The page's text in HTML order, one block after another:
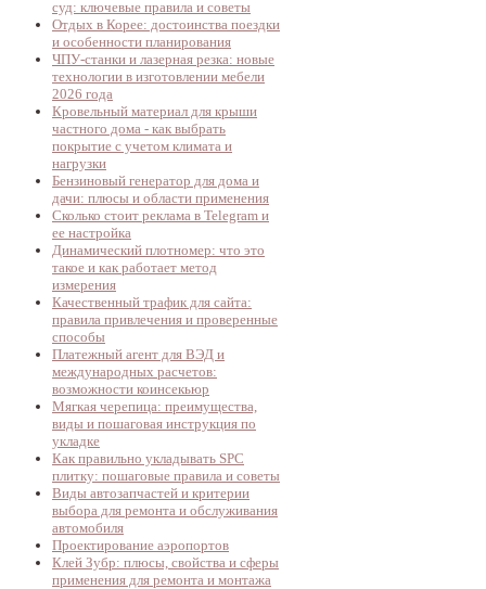
суд: ключевые правила и советы
Отдых в Корее: достоинства поездки
и особенности планирования
ЧПУ-станки и лазерная резка: новые
технологии в изготовлении мебели
2026 года
Кровельный материал для крыши
частного дома - как выбрать
покрытие с учетом климата и
нагрузки
Бензиновый генератор для дома и
дачи: плюсы и области применения
Сколько стоит реклама в Telegram и
ее настройка
Динамический плотномер: что это
такое и как работает метод
измерения
Качественный трафик для сайта:
правила привлечения и проверенные
способы
Платежный агент для ВЭД и
международных расчетов:
возможности коинсекьюр
Мягкая черепица: преимущества,
виды и пошаговая инструкция по
укладке
Как правильно укладывать SPC
плитку: пошаговые правила и советы
Виды автозапчастей и критерии
выбора для ремонта и обслуживания
автомобиля
Проектирование аэропортов
Клей Зубр: плюсы, свойства и сферы
применения для ремонта и монтажа